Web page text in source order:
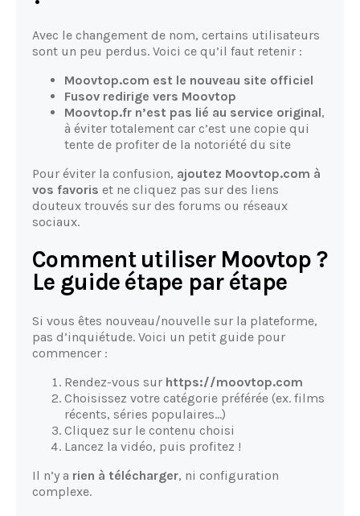
Avec le changement de nom, certains utilisateurs
sont un peu perdus. Voici ce qu’il faut retenir :
Moovtop.com est le nouveau site officiel
Fusov redirige vers Moovtop
Moovtop.fr n’est pas lié au service original,
à éviter totalement car c’est une copie qui
tente de profiter de la notoriété du site
Pour éviter la confusion, ajoutez Moovtop.com à
vos favoris et ne cliquez pas sur des liens
douteux trouvés sur des forums ou réseaux
sociaux.
Comment utiliser Moovtop ?
Le guide étape par étape
Si vous êtes nouveau/nouvelle sur la plateforme,
pas d’inquiétude. Voici un petit guide pour
commencer :
Rendez-vous sur https://moovtop.com
Choisissez votre catégorie préférée (ex. films
récents, séries populaires…)
Cliquez sur le contenu choisi
Lancez la vidéo, puis profitez !
Il n’y a rien à télécharger, ni configuration
complexe.